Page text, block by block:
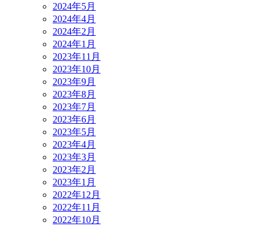
2024年5月
2024年4月
2024年2月
2024年1月
2023年11月
2023年10月
2023年9月
2023年8月
2023年7月
2023年6月
2023年5月
2023年4月
2023年3月
2023年2月
2023年1月
2022年12月
2022年11月
2022年10月